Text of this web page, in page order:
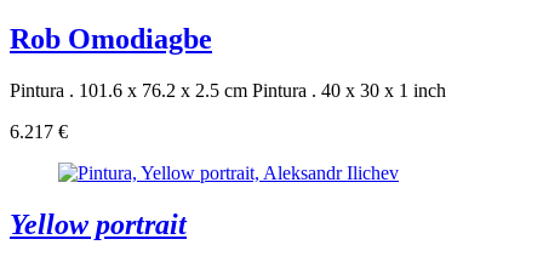
Rob Omodiagbe
Pintura . 101.6 x 76.2 x 2.5 cm Pintura . 40 x 30 x 1 inch
6.217 €
Yellow portrait